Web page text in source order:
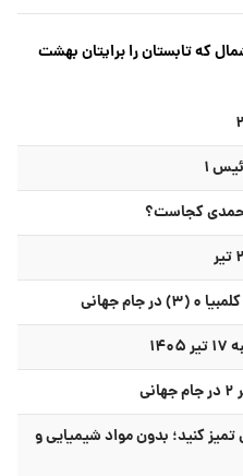
که تابستان را برایتان بهشت
کجاست؟
این ترفند ۵ دقیقه‌ای تمیز کنید؛ بدون مواد شیمیایی و